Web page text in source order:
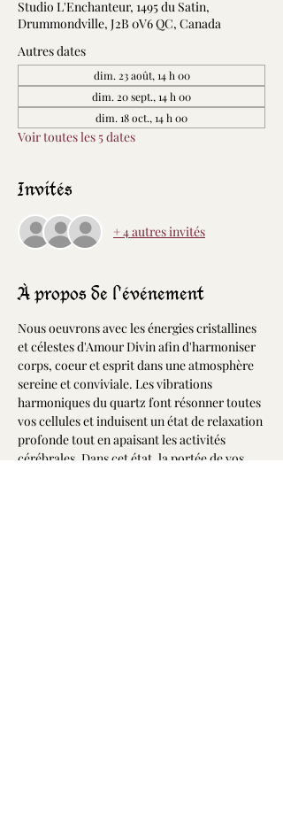
Studio L'Enchanteur, 1495 du Satin,
Drummondville, J2B 0V6 QC, Canada
Autres dates
dim. 23 août, 14 h 00
dim. 20 sept., 14 h 00
dim. 18 oct., 14 h 00
Voir toutes les 5 dates
Invités
+ 4 autres invités
À propos de l'événement
Nous oeuvrons avec les énergies cristallines
et célestes d'Amour Divin afin d'harmoniser
corps, coeur et esprit dans une atmosphère
sereine et conviviale. Les vibrations
harmoniques du quartz font résonner toutes
vos cellules et induisent un état de relaxation
profonde tout en apaisant les activités
cérébrales. Dans cet état, la portée de vos